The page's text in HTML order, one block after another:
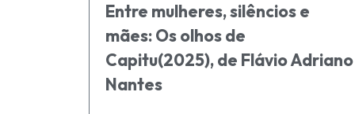
Entre mulheres, silêncios e
mães: Os olhos de
Capitu(2025), de Flávio Adriano
Nantes